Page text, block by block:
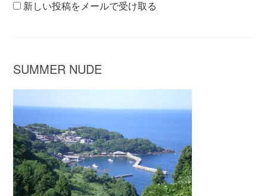
新しい投稿をメールで受け取る
SUMMER NUDE